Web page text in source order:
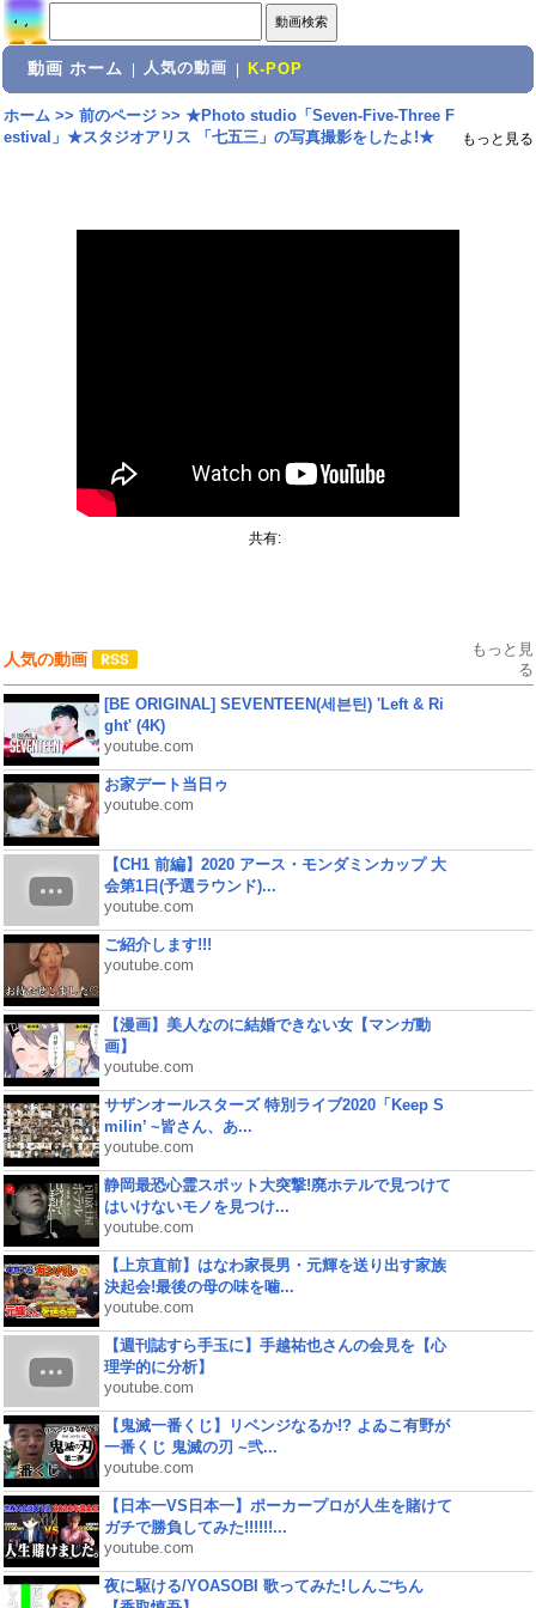
動画 ホーム 人気の動画 K-POP
ホーム>> 前のページ>> ★Photo studio「Seven-Five-Three F
estival」★スタジオアリス 「七五三」の写真撮影をしたよ!★
もっと見る
共有:
人気の動画
もっと見
る
[BE ORIGINAL] SEVENTEEN(세븐틴) 'Left & Ri
ght' (4K)
youtube.com
お家デート当日ゥ
youtube.com
【CH1 前編】2020 アース・モンダミンカップ 大
会第1日(予選ラウンド)...
youtube.com
ご紹介します!!!
youtube.com
【漫画】美人なのに結婚できない女【マンガ動
画】
youtube.com
サザンオールスターズ 特別ライブ2020「Keep S
milin’ ~皆さん、あ...
youtube.com
静岡最恐心霊スポット大突撃!廃ホテルで見つけて
はいけないモノを見つけ...
youtube.com
【上京直前】はなわ家長男・元輝を送り出す家族
決起会!最後の母の味を噛...
youtube.com
【週刊誌すら手玉に】手越祐也さんの会見を【心
理学的に分析】
youtube.com
【鬼滅一番くじ】リベンジなるか!? よゐこ有野が
一番くじ 鬼滅の刃 ~弐...
youtube.com
【日本一VS日本一】ポーカープロが人生を賭けて
ガチで勝負してみた!!!!!!...
youtube.com
夜に駆ける/YOASOBI 歌ってみた!しんごちん